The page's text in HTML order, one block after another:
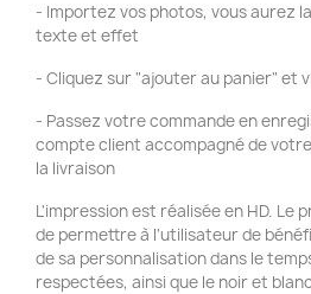
- Importez vos photos, vous aurez
texte et effet
- Cliquez sur "ajouter au panier" et
- Passez votre commande en
compte client accompagné de
la livraison
L'impression est réalisée en HD. Le
de permettre à l'utilisateur de
de sa personnalisation dans le
respectées, ainsi que le noir et